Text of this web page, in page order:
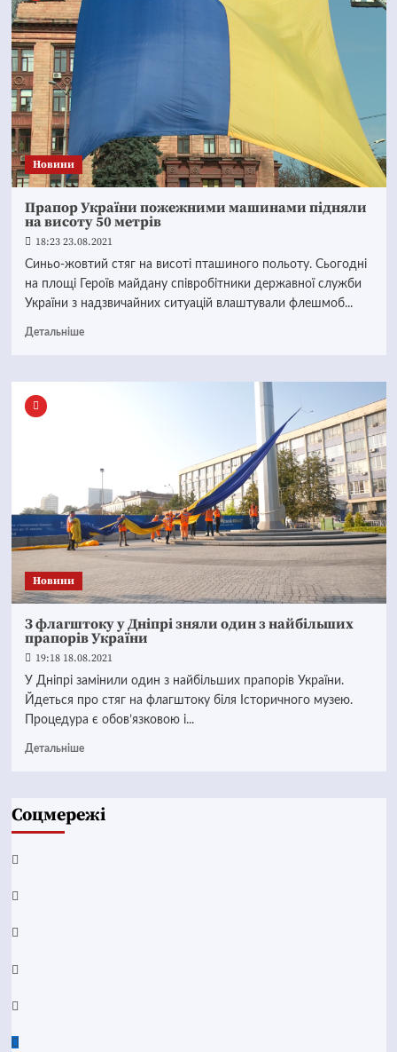
Новини
Прапор України пожежними машинами підняли
на висоту 50 метрів
18:23 23.08.2021
Синьо-жовтий стяг на висоті пташиного польоту. Сьогодні
на площі Героїв майдану співробітники державної служби
України з надзвичайних ситуацій влаштували флешмоб...
Детальніше
Новини
З флагштоку у Дніпрі зняли один з найбільших
прапорів України
19:18 18.08.2021
У Дніпрі замінили один з найбільших прапорів України.
Йдеться про стяг на флагштоку біля Історичного музею.
Процедура є обов’язковою і...
Детальніше
Соцмережі
Facebook
YouTube
Telegram
Instagram
Twitter
Google